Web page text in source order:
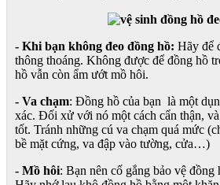
- Khi bạn không đeo đồng hồ: Hãy để
thông thoáng. Không được để đồng hồ
hồ vẫn còn ẩm ướt mồ hôi.
- Va chạm: Đồng hồ của bạn là một
xác. Đối xử với nó một cách cẩn thận,
tốt. Tránh những cú va chạm quá mức
bề mặt cứng, va đập vào tường, cửa…)
- Mồ hôi: Bạn nên cố gắng bảo vệ đồng